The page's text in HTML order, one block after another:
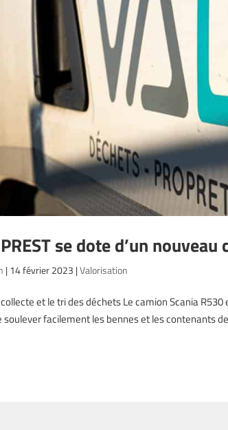
se dote d’un
|14 février 2023 |Valorisation
et le tri des déchets Le camion Scania
soulever facilement les bennes et les contenants